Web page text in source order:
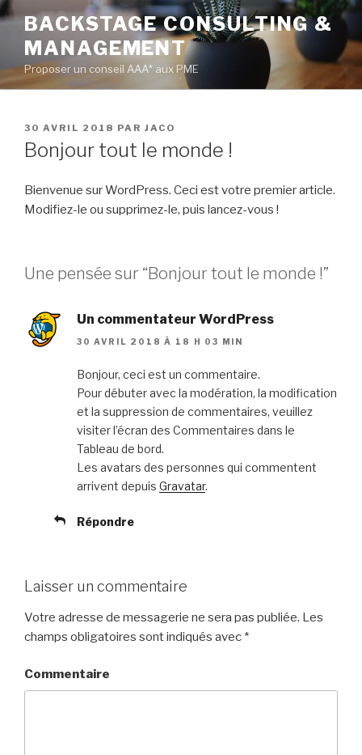
Aller
contenu
principal
BACKSTAGE CONSULTING &
MANAGEMENT
Proposer un conseil AAA* aux PME
PUBLIÉ
LE
30 AVRIL 2018 PAR JACO
Bonjour tout le monde !
Bienvenue sur WordPress. Ceci est votre premier article.
Modifiez-le ou supprimez-le, puis lancez-vous !
Une pensée sur “Bonjour tout le monde !”
Un commentateur WordPress
30 AVRIL 2018 À 18 H 03 MIN
Bonjour, ceci est un commentaire.
Pour débuter avec la modération, la modification
et la suppression de commentaires, veuillez
visiter l’écran des Commentaires dans le
Tableau de bord.
Les avatars des personnes qui commentent
arrivent depuis Gravatar.
Répondre
Laisser un commentaire
Votre adresse de messagerie ne sera pas publiée. Les
champs obligatoires sont indiqués avec *
Commentaire